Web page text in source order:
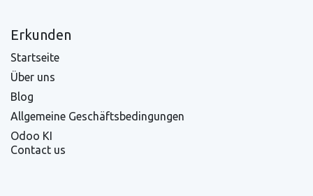
Erkunden
Startseite
Über uns
Blog
Allgemeine Geschäftsbedingungen
Odoo KI
Contact us